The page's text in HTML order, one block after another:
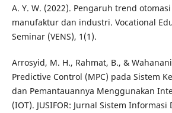
A. Y. W. (2022). Pengaruh trend
manufaktur dan industri. Vocational
Seminar (VENS), 1(1).
Arrosyid, M. H., Rahmat, B., &
Predictive Control (MPC) pada Sistem
dan Pemantauannya Menggunakan
(IOT). JUSIFOR: Jurnal Sistem